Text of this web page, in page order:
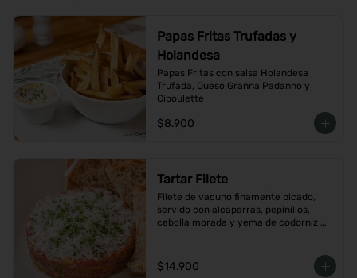
Papas Fritas Trufadas y
Holandesa
Papas Fritas con salsa Holandesa
Trufada, Queso Granna Padanno y
Ciboulette
$8.900
Tartar Filete
Filete de vacuno finamente picado,
servido con alcaparras, pepinillos,
cebolla morada y yema de codorniz
$14.900